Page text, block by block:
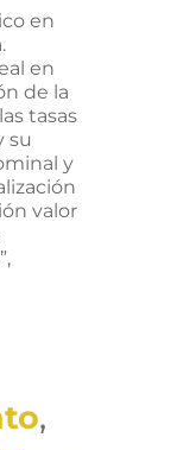
en
en
de la
tasas
su
y
valor
,